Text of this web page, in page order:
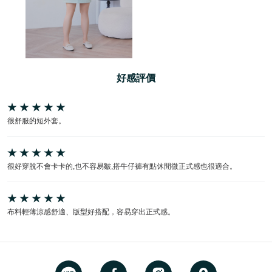
好感評價
很舒服的短外套。
很好穿脫不會卡卡的,也不容易皺,搭牛仔褲有點休閒微正式感也很適合。
布料輕薄涼感舒適、版型好搭配，容易穿出正式感。